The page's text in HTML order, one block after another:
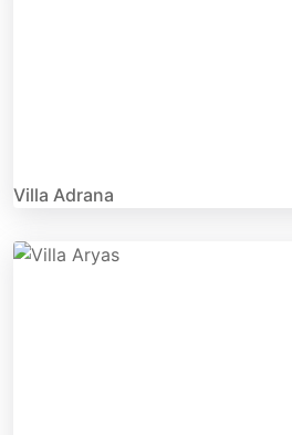
Villa Adrana